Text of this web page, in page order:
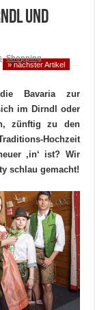
und
,Shopping
» nächster Artikel
Bavaria zur
im Dirndl oder
zünftig zu den
Hochzeit
‚in‘ ist? Wir
schlau gemacht!